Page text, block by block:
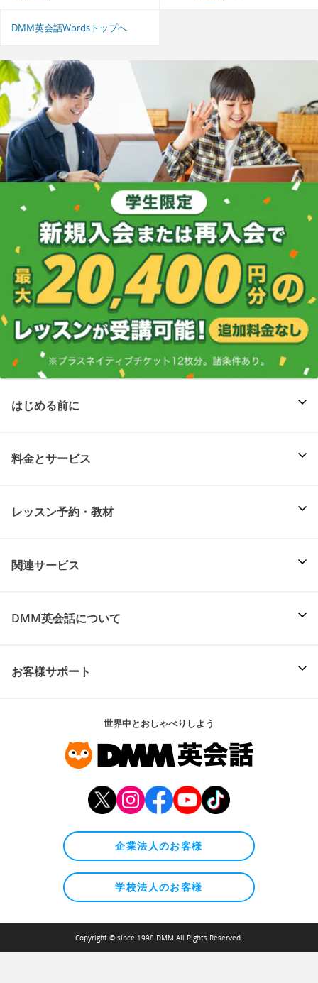
DMM英会話Wordsトップへ
はじめる前に
料金とサービス
レッスン予約・教材
関連サービス
DMM英会話について
お客様サポート
世界中とおしゃべりしよう
企業法人のお客様
学校法人のお客様
Copyright © since 1998 DMM All Rights Reserved.